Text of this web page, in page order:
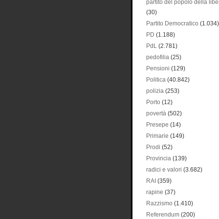
partito del popolo della
(30)
Partito Democratico (1.034)
PD (1.188)
PdL (2.781)
pedofilia (25)
Pensioni (129)
Politica (40.842)
polizia (253)
Porto (12)
povertà (502)
Presepe (14)
Primarie (149)
Prodi (52)
Provincia (139)
radici e valori (3.682)
RAI (359)
rapine (37)
Razzismo (1.410)
Referendum (200)